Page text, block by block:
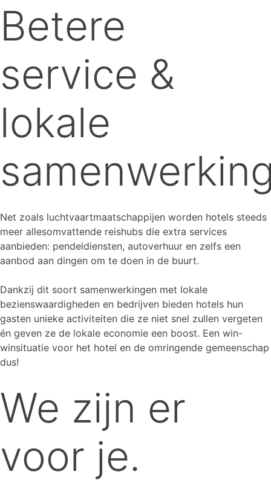
Betere
service &
lokale
Net zoals luchtvaartmaatschappijen worden hotels steeds
meer allesomvattende reishubs die extra services
aanbieden: pendeldiensten, autoverhuur en zelfs een
aanbod aan dingen om te doen in de buurt.
Dankzij dit soort samenwerkingen met lokale
bezienswaardigheden en bedrijven bieden hotels hun
gasten unieke activiteiten die ze niet snel zullen vergeten
én geven ze de lokale economie een boost. Een win-
winsituatie voor het hotel en de omringende gemeenschap
dus!
We zijn er
voor je.